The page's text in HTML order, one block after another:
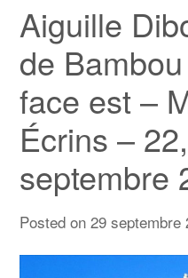
Aiguille
de
face est –
Écrins –
septembre
Posted on29 septembre